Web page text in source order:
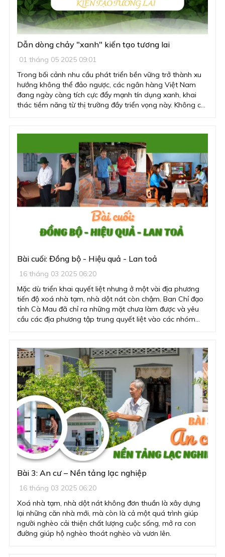
Dẫn dòng chảy "xanh" kiến tạo tương lai
01 tháng 05 2025 09:01
Trong bối cảnh nhu cầu phát triển bền vững trở thành xu
hướng không thể đảo ngược, các ngân hàng Việt Nam
đang ngày càng tích cực đẩy mạnh tín dụng xanh, khai
thác tiềm năng từ thị trường đầy triển vọng này. Không chỉ
chính.
Bài cuối: Đồng bộ - Hiệu quả - Lan toả
16 tháng 03 2025 06:20
Mặc dù triển khai quyết liệt nhưng ở một vài địa phương
tiến độ xoá nhà tạm, nhà dột nát còn chậm. Ban Chỉ đạo
tỉnh Cà Mau đã chỉ ra những mặt chưa làm được và yêu
cầu các địa phương tập trung quyết liệt vào các nhóm
Bài 3: An cư – Nền tảng lạc nghiệp
16 tháng 03 2025 06:20
Xoá nhà tạm, nhà dột nát không đơn thuần là xây dựng
lại những căn nhà mới, mà còn là cả một quá trình giúp
người nghèo cải thiện chất lượng cuộc sống, mở ra con
đường giúp hộ nghèo thoát nghèo và vươn lên.